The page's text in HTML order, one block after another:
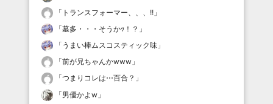
「 トランスフォーマー、、、!! 」
「墓多・・・そうかｯ！？ 」
「 うまい棒ムスコスティック味 」
「前が兄ちゃんかwww 」
「つまりコレは⋯百合？ 」
「男優かよw 」